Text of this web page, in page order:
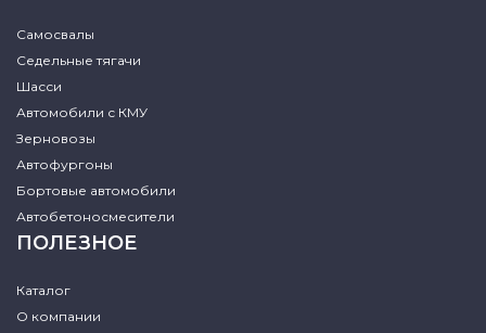
Самосвалы
Седельные тягачи
Шасси
Автомобили с КМУ
Зерновозы
Автофургоны
Бортовые автомобили
Автобетоносмесители
ПОЛЕЗНОЕ
Каталог
О компании